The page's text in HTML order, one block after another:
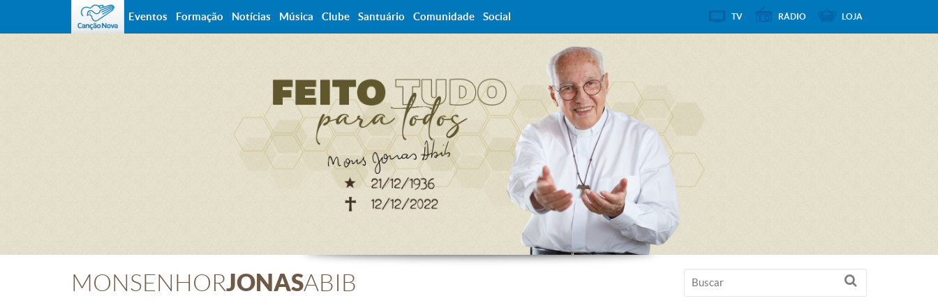
MONSENHORJONASABIB
Eventos Formação Notícias Música Clube Santuário Comunidade Social TV RÁDIO LOJA